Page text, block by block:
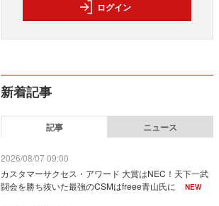
ログイン
新着記事
記事 ニュース
2026/08/07 09:00
カスタマーサクセス・アワード 大賞はNEC！天下一武
闘会を勝ち抜いた最強のCSMはfreee青山氏に
NEW